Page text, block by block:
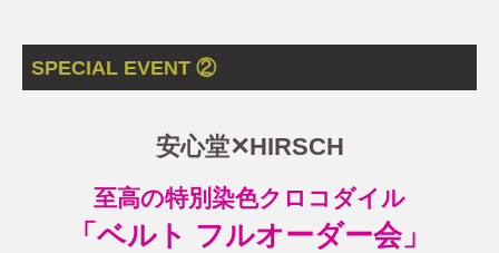
SPECIAL EVENT ②
安心堂✕HIRSCH
至高の特別染色クロコダイル
「ベルト フルオーダー会」